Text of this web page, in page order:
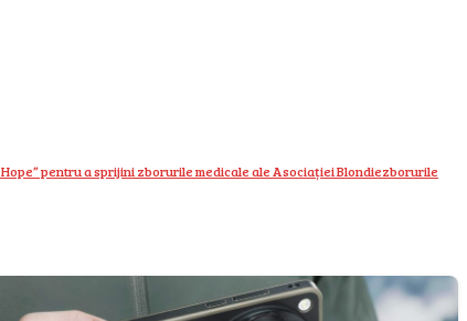
pentru a sprijini zborurile medicale ale Asociației Blondiezborurile